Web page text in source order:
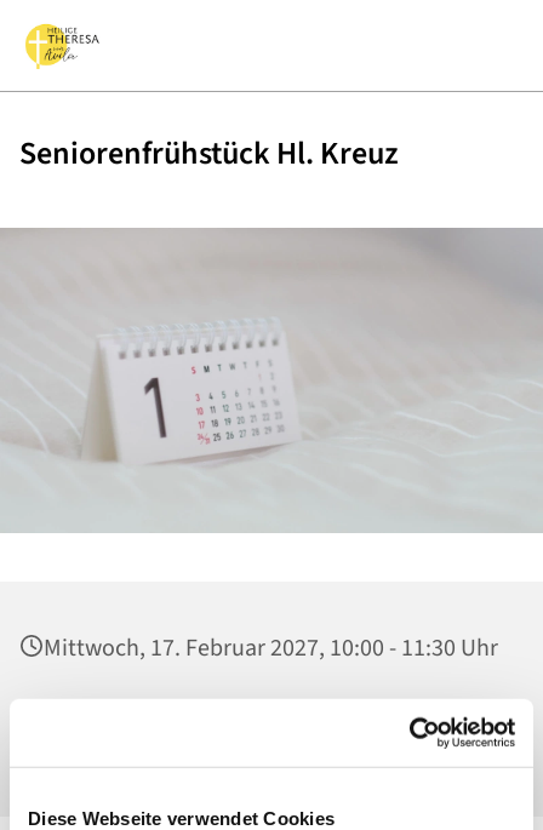
Diese Webseite verwendet Cookies
Seniorenfrühstück Hl. Kreuz
Mittwoch, 17. Februar 2027, 10:00 - 11:30 Uhr
Heilig Kreuz, Sonntagscafé, Malchower Weg